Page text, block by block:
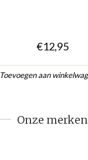
€12,95
Toevoegen aan
Onze merken